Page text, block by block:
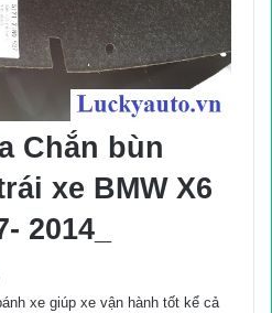
Chắn bùn
xe BMW X6
2014_
xe giúp xe vận hành tốt kể cả